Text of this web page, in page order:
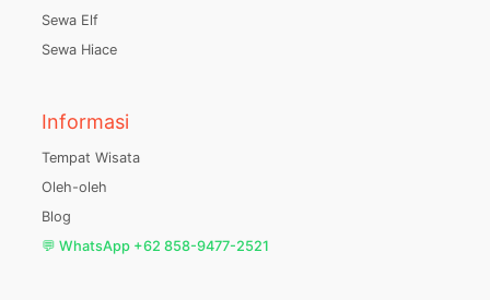
Sewa Elf
Sewa Hiace
Informasi
Tempat Wisata
Oleh-oleh
Blog
💬 WhatsApp +62 858-9477-2521